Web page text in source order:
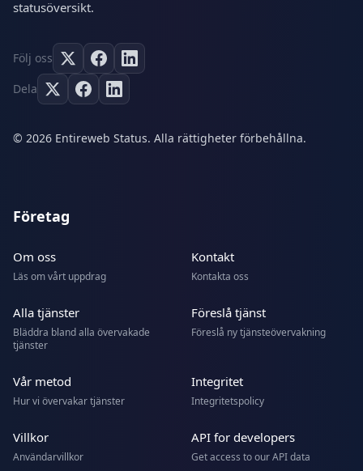
statusöversikt.
Följ oss
Dela
© 2026 Entireweb Status. Alla rättigheter förbehållna.
Företag
Om oss
Läs om vårt uppdrag
Kontakt
Kontakta oss
Alla tjänster
Bläddra bland alla övervakade
tjänster
Föreslå tjänst
Föreslå ny tjänsteövervakning
Vår metod
Hur vi övervakar tjänster
Integritet
Integritetspolicy
Villkor
Användarvillkor
API for developers
Get access to our API data